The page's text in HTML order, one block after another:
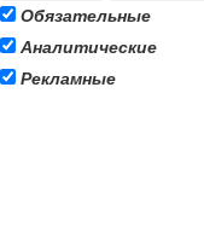
Обязательные
Аналитические
Рекламные